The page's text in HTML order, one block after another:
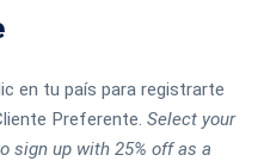
en tu país para registrarte
Preferente. Select your
sign up with 25% off as a